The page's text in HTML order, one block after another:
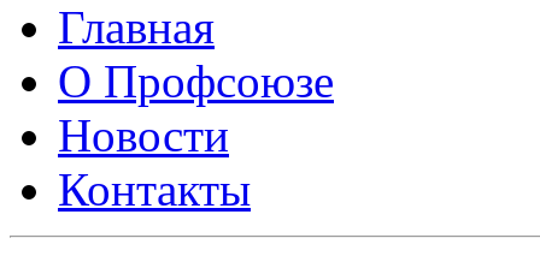
Главная
О Профсоюзе
Новости
Контакты